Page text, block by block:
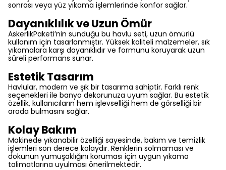
sonrası veya yüz yıkama işlemlerinde konfor sağlar.
Dayanıklılık ve Uzun Ömür
AskerlikPaketi’nin sunduğu bu havlu seti, uzun ömürlü
kullanım için tasarlanmıştır. Yüksek kaliteli malzemeler, sık
yıkamalara karşı dayanıklıdır ve formunu koruyarak uzun
süreli performans sunar.
Estetik Tasarım
Havlular, modern ve şık bir tasarıma sahiptir. Farklı renk
seçenekleri ile banyo dekorunuza uyum sağlar. Bu estetik
özellik, kullanıcıların hem işlevselliği hem de görselliği bir
arada bulmasını sağlar.
Kolay Bakım
Makinede yıkanabilir özelliği sayesinde, bakım ve temizlik
işlemleri son derece kolaydır. Renklerin solmaması ve
dokunun yumuşaklığını koruması için uygun yıkama
talimatlarına uyulması önerilmektedir.